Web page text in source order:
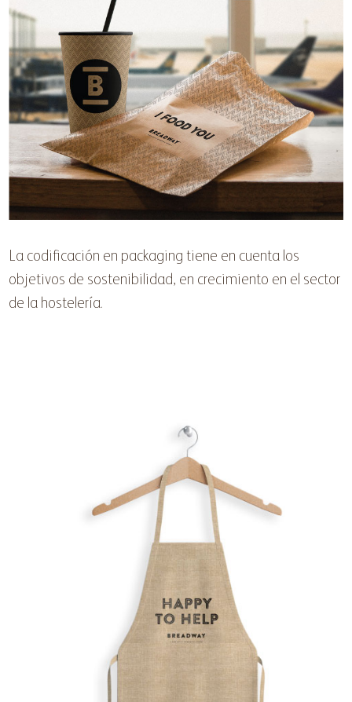
La codificación en packaging tiene en cuenta los
objetivos de sostenibilidad, en crecimiento en el sector
de la hostelería.